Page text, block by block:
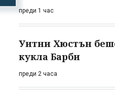
преди 1 час
Уитни Хюстън
кукла Барби
преди 2 часа